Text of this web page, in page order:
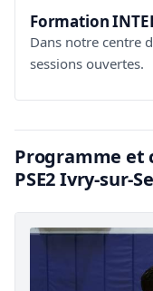
Formation
Dans notre centre
sessions ouvertes.
Programme et
PSE2 Ivry-sur-